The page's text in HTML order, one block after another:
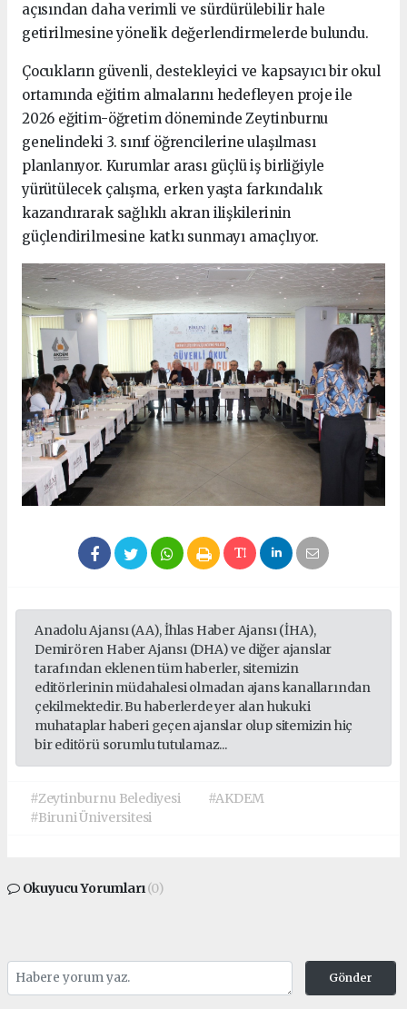
açısından daha verimli ve sürdürülebilir hale
getirilmesine yönelik değerlendirmelerde bulundu.
Çocukların güvenli, destekleyici ve kapsayıcı bir okul
ortamında eğitim almalarını hedefleyen proje ile
2026 eğitim-öğretim döneminde Zeytinburnu
genelindeki 3. sınıf öğrencilerine ulaşılması
planlanıyor. Kurumlar arası güçlü iş birliğiyle
yürütülecek çalışma, erken yaşta farkındalık
kazandırarak sağlıklı akran ilişkilerinin
güçlendirilmesine katkı sunmayı amaçlıyor.
Anadolu Ajansı (AA), İhlas Haber Ajansı (İHA),
Demirören Haber Ajansı (DHA) ve diğer ajanslar
tarafından eklenen tüm haberler, sitemizin
editörlerinin müdahalesi olmadan ajans kanallarından
çekilmektedir. Bu haberlerde yer alan hukuki
muhataplar haberi geçen ajanslar olup sitemizin hiç
bir editörü sorumlu tutulamaz...
#Zeytinburnu Belediyesi
#AKDEM
#Biruni Üniversitesi
Okuyucu Yorumları(0)
Gönder